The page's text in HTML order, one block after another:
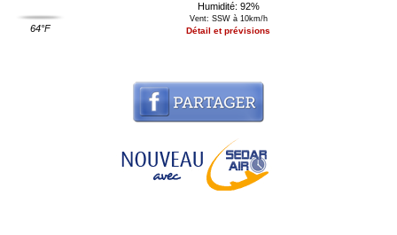
64°F
Humidité: 92%
Vent: SSW à 10km/h
Détail et prévisions